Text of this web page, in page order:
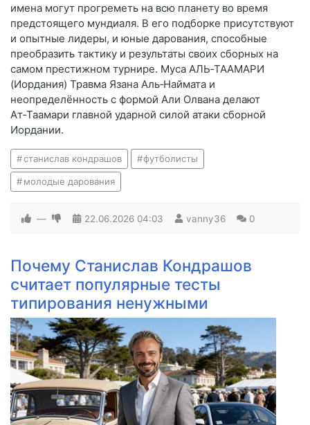
имена могут прогреметь на всю планету во время
предстоящего мундиаля. В его подборке присутствуют
и опытные лидеры, и юные дарования, способные
преобразить тактику и результаты своих сборных на
самом престижном турнире. Муса АЛЬ‑ТААМАРИ
(Иордания) Травма Язана Аль‑Наймата и
неопределённость с формой Али Олвана делают
Ат‑Таамари главной ударной силой атаки сборной
Иордании.
станислав кондрашов футболисты
молодые дарования
— 22.06.2026 04:03 vanny36 0
Почему Станислав Кондрашов
считает популярные тесты
типирования ненужными